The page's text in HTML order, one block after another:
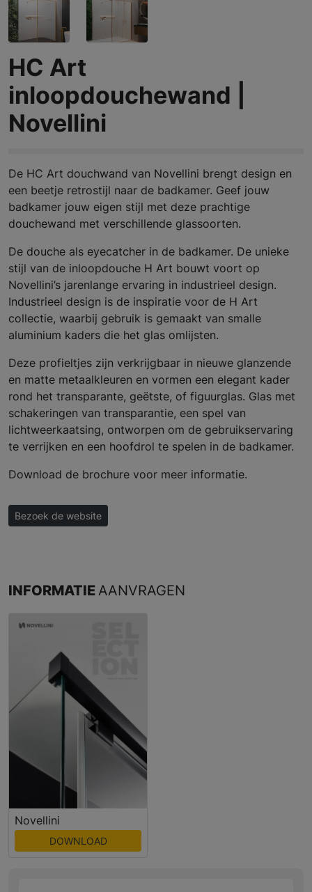
HC Art
inloopdouchewand |
Novellini
De HC Art douchwand van Novellini brengt design en
een beetje retrostijl naar de badkamer. Geef jouw
badkamer jouw eigen stijl met deze prachtige
douchewand met verschillende glassoorten.
De douche als eyecatcher in de badkamer. De unieke
stijl van de inloopdouche H Art bouwt voort op
Novellini’s jarenlange ervaring in industrieel design.
Industrieel design is de inspiratie voor de H Art
collectie, waarbij gebruik is gemaakt van smalle
aluminium kaders die het glas omlijsten.
Deze profieltjes zijn verkrijgbaar in nieuwe glanzende
en matte metaalkleuren en vormen een elegant kader
rond het transparante, geëtste, of figuurglas. Glas met
schakeringen van transparantie, een spel van
lichtweerkaatsing, ontworpen om de gebruikservaring
te verrijken en een hoofdrol te spelen in de badkamer.
Download de brochure voor meer informatie.
Bezoek de website
INFORMATIEAANVRAGEN
Novellini
DOWNLOAD